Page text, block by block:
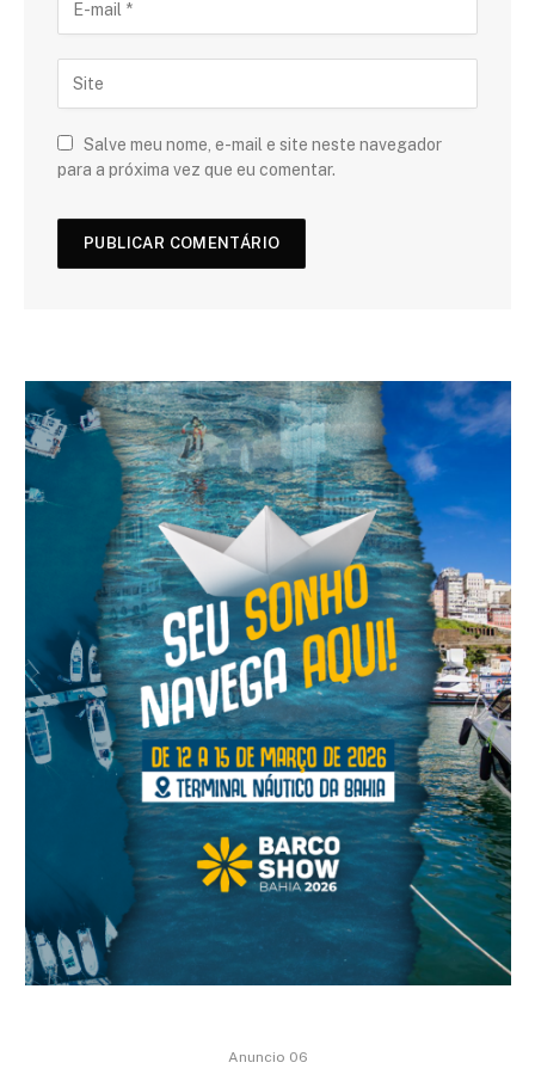
Salve meu nome, e-mail e site neste navegador
para a próxima vez que eu comentar.
Anuncio 06